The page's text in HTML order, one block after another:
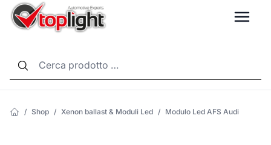
/ Shop / Xenon ballast & Moduli Led / Modulo Led AFS Audi